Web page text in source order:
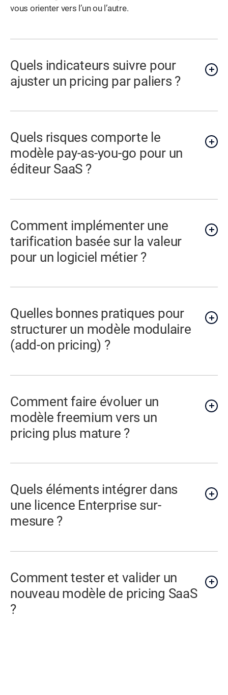
vous orienter vers l’un ou l’autre.
Quels indicateurs suivre pour
ajuster un pricing par paliers ?
Quels risques comporte le
modèle pay-as-you-go pour un
éditeur SaaS ?
Comment implémenter une
tarification basée sur la valeur
pour un logiciel métier ?
Quelles bonnes pratiques pour
structurer un modèle modulaire
(add-on pricing) ?
Comment faire évoluer un
modèle freemium vers un
pricing plus mature ?
Quels éléments intégrer dans
une licence Enterprise sur-
mesure ?
Comment tester et valider un
nouveau modèle de pricing SaaS
?